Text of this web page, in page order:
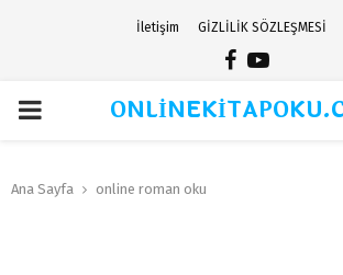
İletişim GİZLİLİK SÖZLEŞMESİ
Facebook
Youtube
PRIMARY
Ana Sayfa online roman oku